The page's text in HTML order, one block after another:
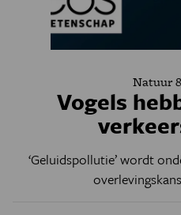
Natuur
Vogels
‘Geluidspollutie’ wordt